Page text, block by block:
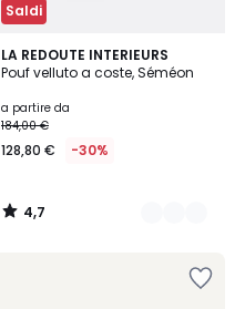
Saldi
LA REDOUTE INTERIEURS
Pouf velluto a coste, Séméon
a partire da
184,00 €
128,80 € -30%
4,7
/ 5
3
Colori
4,7
/